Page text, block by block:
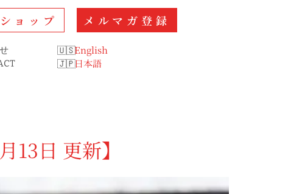
ョップ メルマガ登録
English
日本語
日 更新】